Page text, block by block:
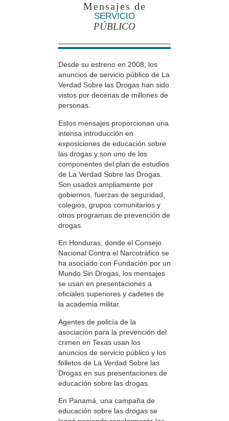
Mensajes de
SERVICIO
PÚBLICO
Desde su estreno en 2008, los
anuncios de servicio público de La
Verdad Sobre las Drogas han sido
vistos por decenas de millones de
personas.
Estos mensajes proporcionan una
intensa introducción en
exposiciones de educación sobre
las drogas y son uno de los
componentes del plan de estudios
de La Verdad Sobre las Drogas.
Son usados ampliamente por
gobiernos, fuerzas de seguridad,
colegios, grupos comunitarios y
otros programas de prevención de
drogas.
En Honduras, donde el Consejo
Nacional Contra el Narcotráfico se
ha asociado con Fundación por un
Mundo Sin Drogas, los mensajes
se usan en presentaciones a
oficiales superiores y cadetes de
la academia militar.
Agentes de policía de la
asociación para la prevención del
crimen en Texas usan los
anuncios de servicio público y los
folletos de La Verdad Sobre las
Drogas en sus presentaciones de
educación sobre las drogas.
En Panamá, una campaña de
educación sobre las drogas se